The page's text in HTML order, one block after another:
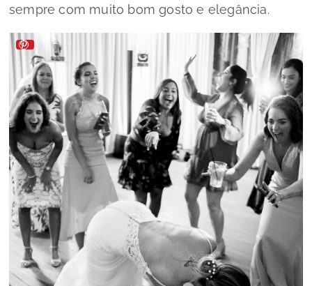
sempre com muito bom gosto e elegância.